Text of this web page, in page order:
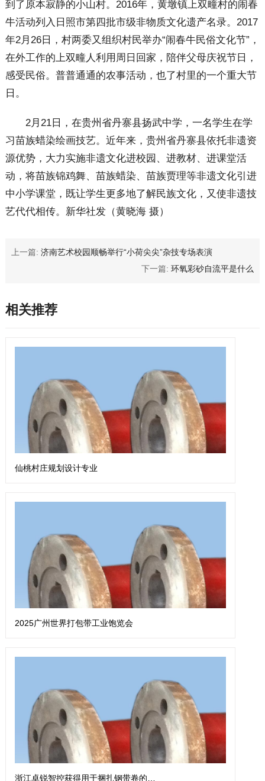
到了原本寂静的小山村。2016年，黄墩镇上双疃村的闹春
牛活动列入日照市第四批市级非物质文化遗产名录。2017
年2月26日，村两委又组织村民举办“闹春牛民俗文化节”，
在外工作的上双疃人利用周日回家，陪伴父母庆祝节日，
感受民俗。普普通通的农事活动，也了村里的一个重大节
日。
2月21日，在贵州省丹寨县扬武中学，一名学生在学
习苗族蜡染绘画技艺。近年来，贵州省丹寨县依托非遗资
源优势，大力实施非遗文化进校园、进教材、进课堂活
动，将苗族锦鸡舞、苗族蜡染、苗族贾理等非遗文化引进
中小学课堂，既让学生更多地了解民族文化，又使非遗技
艺代代相传。新华社发（黄晓海 摄）
上一篇: 济南艺术校园顺畅举行“小荷尖尖”杂技专场表演
下一篇:环氧彩砂自流平是什么
相关推荐
仙桃村庄规划设计专业
2025广州世界打包带工业饱览会